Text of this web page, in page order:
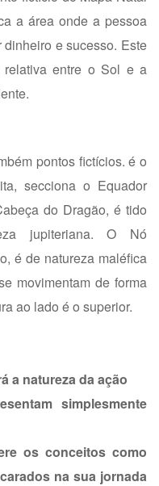
a área onde a pessoa
e sucesso. Este
relativa entre o Sol e a
pontos fictícios. é o
secciona o Equador
do Dragão, é tido
jupiteriana. O Nó
é de natureza maléfica
movimentam de forma
ao lado é o superior.
a natureza da ação
simplesmente
os conceitos como
na sua jornada